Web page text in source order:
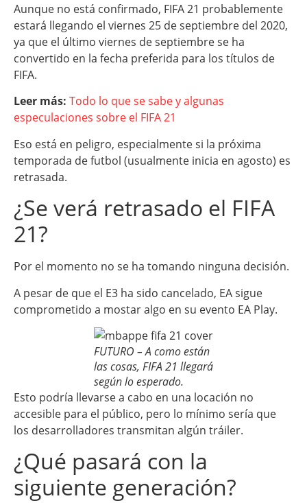
Aunque no está confirmado, FIFA 21 probablemente
estará llegando el viernes 25 de septiembre del 2020,
ya que el último viernes de septiembre se ha
convertido en la fecha preferida para los títulos de
FIFA.
Leer más: Todo lo que se sabe y algunas
especulaciones sobre el FIFA 21
Eso está en peligro, especialmente si la próxima
temporada de futbol (usualmente inicia en agosto) es
retrasada.
¿Se verá retrasado el FIFA
21?
Por el momento no se ha tomando ninguna decisión.
A pesar de que el E3 ha sido cancelado, EA sigue
comprometido a mostar algo en su evento EA Play.
FUTURO – A como están
las cosas, FIFA 21 llegará
según lo esperado.
Esto podría llevarse a cabo en una locación no
accesible para el público, pero lo mínimo sería que
los desarrolladores transmitan algún tráiler.
¿Qué pasará con la
siguiente generación?